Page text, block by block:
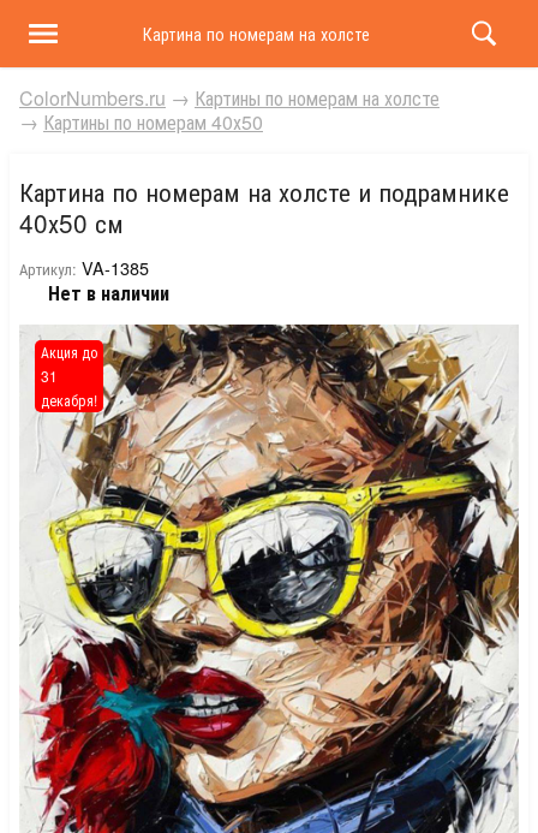
Картина по номерам на холсте и подрамнике 40х50
ColorNumbers.ru → Картины по номерам на холсте
→ Картины по номерам 40х50
Картина по номерам на холсте и подрамнике
40х50 см
Артикул: VA-1385
Нет в наличии
Акция до
31
декабря!